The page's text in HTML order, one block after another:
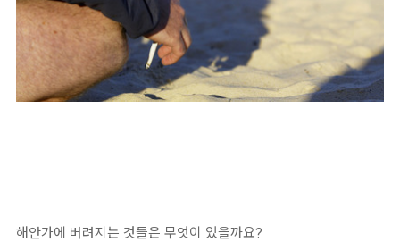
해안가에 버려지는 것들은 무엇이 있을까요?